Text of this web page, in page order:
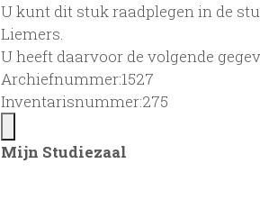
U kunt dit stuk raadplegen in de
Liemers.
U heeft daarvoor de volgende
Archiefnummer:1527
Inventarisnummer:275
Mijn Studiezaal